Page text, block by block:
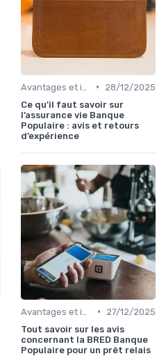
•
28/12/2025
Ce qu’il faut savoir sur
l’assurance vie Banque
Populaire : avis et retours
d’expérience
•
27/12/2025
Tout savoir sur les avis
concernant la BRED Banque
Populaire pour un prêt relais